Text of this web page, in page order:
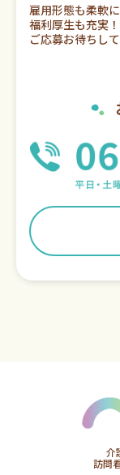
雇用形態も柔軟に
福利厚生も充実！
ご応募お待ちして
介
訪問